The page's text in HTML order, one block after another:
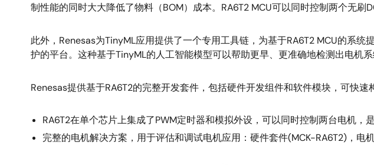
制性能的同时大大降低了物料（BOM）成本。RA6T2 MCU可以同时控制两个无刷
此外，Renesas为TinyML应用提供了一个专用工具链，为基于RA6T2 MCU的系
护的平台。这种基于TinyML的人工智能模型可以帮助更早、更准确地检测出电机
Renesas提供基于RA6T2的完整开发套件，包括硬件开发组件和软件模块，可快
RA6T2在单个芯片上集成了PWM定时器和模拟外设，可以同时控制两台电机，
完整的电机解决方案，用于评估和调试电机应用：硬件套件(MCK-RA6T2)，电